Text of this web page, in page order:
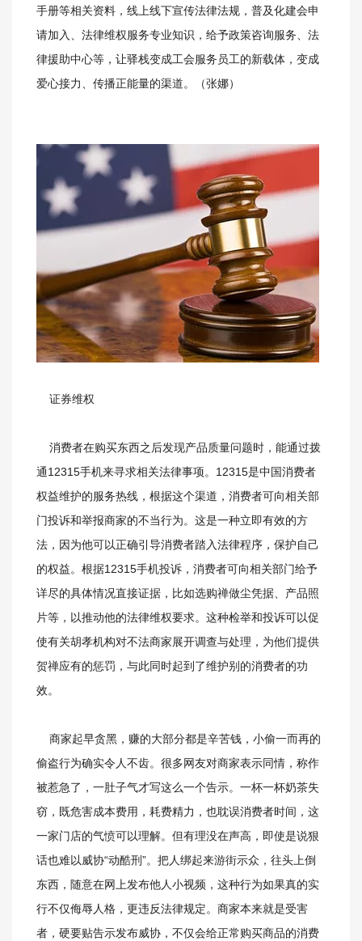
手册等相关资料，线上线下宣传法律法规，普及化建会申
请加入、法律维权服务专业知识，给予政策咨询服务、法
律援助中心等，让驿栈变成工会服务员工的新载体，变成
爱心接力、传播正能量的渠道。（张娜）
证券维权
消费者在购买东西之后发现产品质量问题时，能通过拨
通12315手机来寻求相关法律事项。12315是中国消费者
权益维护的服务热线，根据这个渠道，消费者可向相关部
门投诉和举报商家的不当行为。这是一种立即有效的方
法，因为他可以正确引导消费者踏入法律程序，保护自己
的权益。根据12315手机投诉，消费者可向相关部门给予
详尽的具体情况直接证据，比如选购禅做尘凭据、产品照
片等，以推动他的法律维权要求。这种检举和投诉可以促
使有关胡孝机构对不法商家展开调查与处理，为他们提供
贺禅应有的惩罚，与此同时起到了维护别的消费者的功
效。
商家起早贪黑，赚的大部分都是辛苦钱，小偷一而再的
偷盗行为确实令人不齿。很多网友对商家表示同情，称作
被惹急了，一肚子气才写这么一个告示。一杯一杯奶茶失
窃，既危害成本费用，耗费精力，也耽误消费者时间，这
一家门店的气愤可以理解。但有理没在声高，即使是说狠
话也难以威协“动酷刑”。把人绑起来游街示众，往头上倒
东西，随意在网上发布他人小视频，这种行为如果真的实
行不仅侮辱人格，更违反法律规定。商家本来就是受害
者，硬要贴告示发布威协，不仅会给正常购买商品的消费